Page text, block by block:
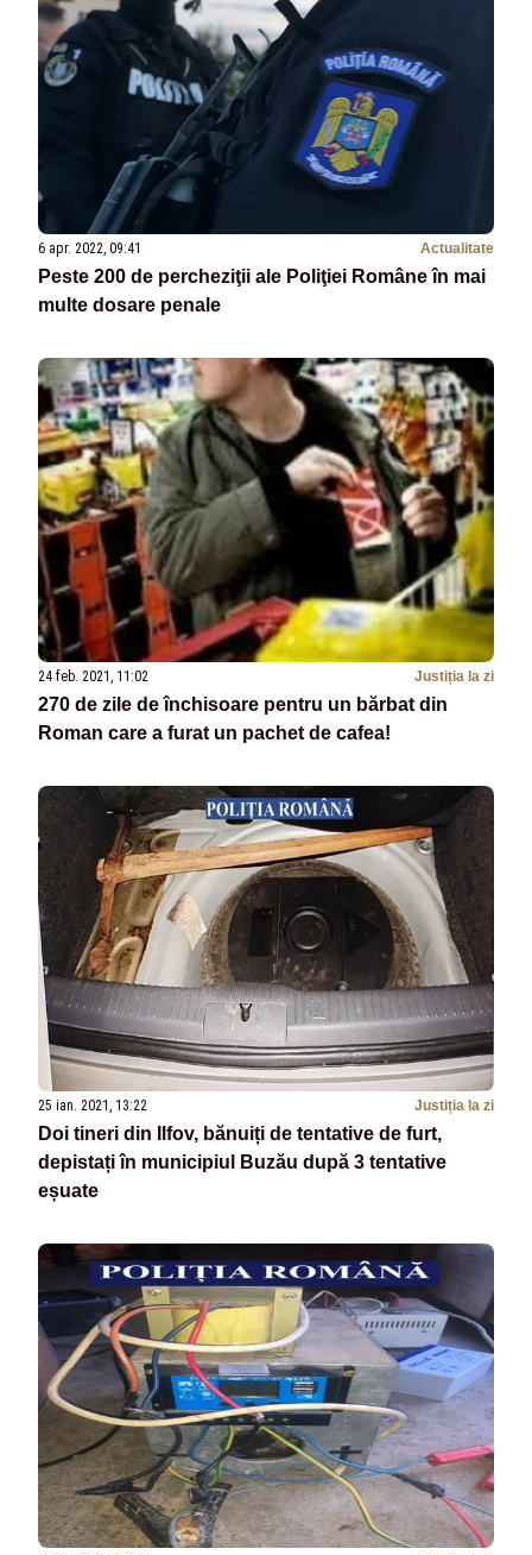
6 apr. 2022, 09:41 Actualitate
Peste 200 de percheziţii ale Poliţiei Române în mai
multe dosare penale
24 feb. 2021, 11:02 Justiția la zi
270 de zile de închisoare pentru un bărbat din
Roman care a furat un pachet de cafea!
25 ian. 2021, 13:22 Justiția la zi
Doi tineri din Ilfov, bănuiți de tentative de furt,
depistați în municipiul Buzău după 3 tentative
eșuate